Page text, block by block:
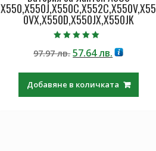
X550,X550J,X550C,X552C,X550V,X55
0VX,X550D,X550JX,X550JK
5.00
от 5
97.97лв. Original
97.97 лв..
57.64лв.Текущата
57.64 лв..
Добавяне в количката